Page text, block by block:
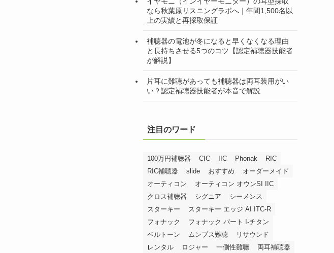
なら秋葉原リスニングラボへ｜年間1,500名以
上の実績と再採取保証
補聴器の電池が冬になると早くなくなる理由
と長持ちさせる5つのコツ【認定補聴器技能者
が解説】
片耳に難聴があっても補聴器は両耳装用がい
い？認定補聴器技能者が本音で解説
注目のワード
100万円補聴器 CIC IIC Phonak
RIC
RIC補聴器
slide おすすめ
オーダーメイド
オーティコン
オーティコン オウンSI IIC
クロス補聴器
シグニア
シーメンス
スターキー
スターキー エッジ AI ITC-R
フォナック
フォナック バート I-チタン
ベルトーン
ムンプス難聴
リサウンド
レンタル
ロジャー 一側性難聴 両耳補聴器